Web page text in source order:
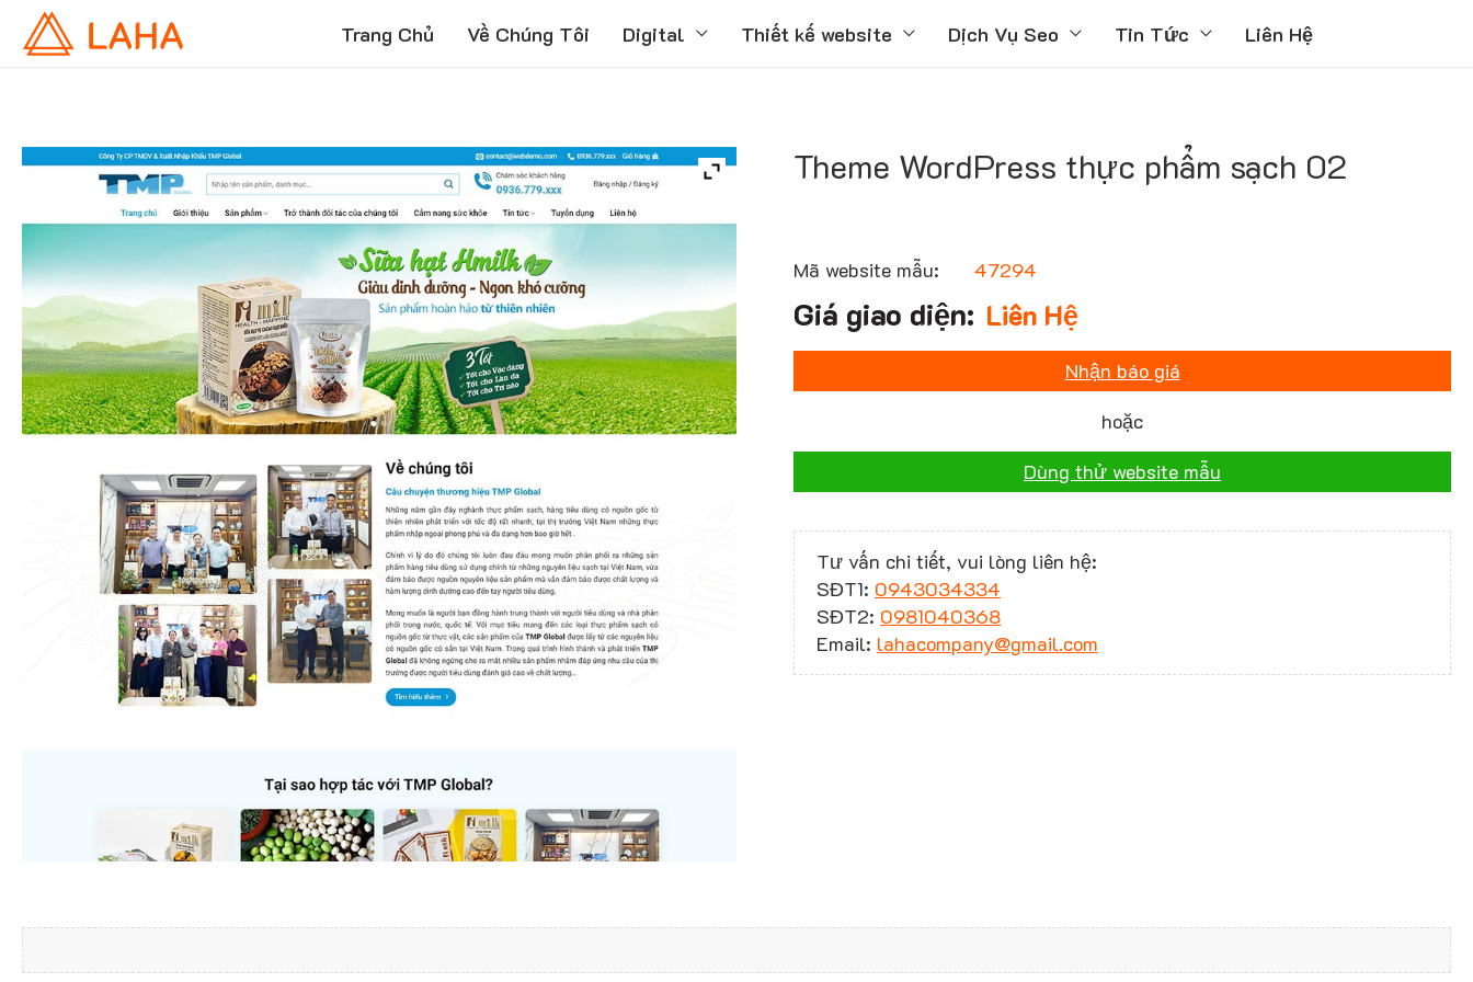
Trang Chủ Về Chúng Tôi Digital Thiết kế website Dịch Vụ Seo Tin Tức Liên Hệ
Theme WordPress thực phẩm sạch 02
Mã website mẫu: 47294
Liên Hệ
Nhận báo giá
hoặc
Dùng thử website mẫu
Tư vấn chi tiết, vui lòng liên hệ:
SĐT1: 0943034334
SĐT2: 0981040368
Email: lahacompany@gmail.com